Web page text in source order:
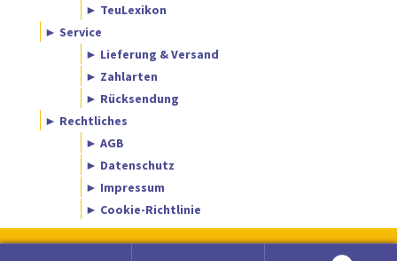
► TeuLexikon
► Service
► Lieferung & Versand
► Zahlarten
► Rücksendung
► Rechtliches
► AGB
► Datenschutz
► Impressum
► Cookie-Richtlinie